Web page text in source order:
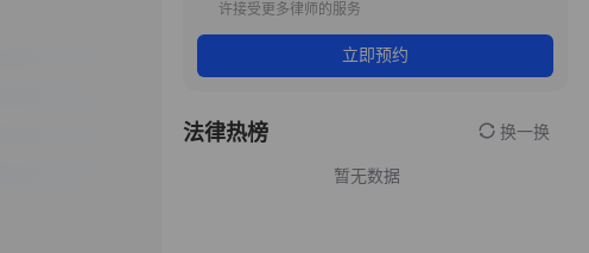
许接受更多律师的服务
立即预约
法律热榜 换一换
暂无数据